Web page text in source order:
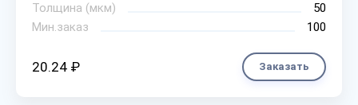
Толщина (мкм)
50
Мин.заказ
100
20.24 ₽ Заказать